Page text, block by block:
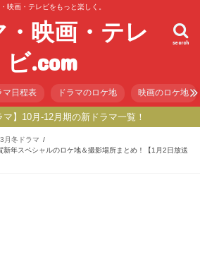
映画・テレビをもっと楽しく。
・映画・テレ
ビ.com
search
マ日程表 ドラマのロケ地 映画のロケ地
マ】10月-12月期の新ドラマ一覧！
月冬ドラマ
新年スペシャルのロケ地＆撮影場所まとめ！【1月2日放送